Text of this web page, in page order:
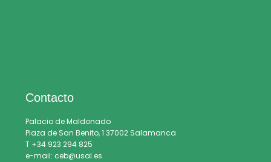
Contacto
Palacio de Maldonado
Plaza de San Benito, 1 37002 Salamanca
T +34 923 294 825
e-mail: ceb@usal.es